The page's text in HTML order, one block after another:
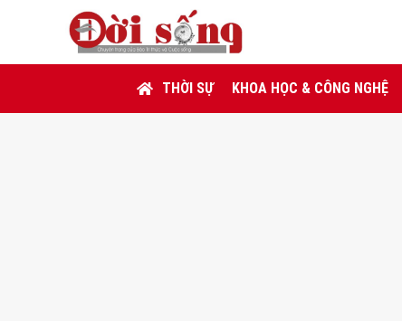
THỜI SỰ KHOA HỌC & CÔNG NGHỆ